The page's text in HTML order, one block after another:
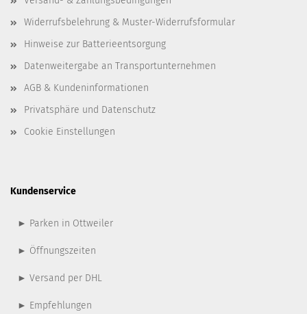
Widerrufsbelehrung & Muster-Widerrufsformular
Hinweise zur Batterieentsorgung
Datenweitergabe an Transportunternehmen
AGB & Kundeninformationen
Privatsphäre und Datenschutz
Cookie Einstellungen
Kundenservice
► Parken in Ottweiler
► Öffnungszeiten
► Versand per DHL
► Empfehlungen